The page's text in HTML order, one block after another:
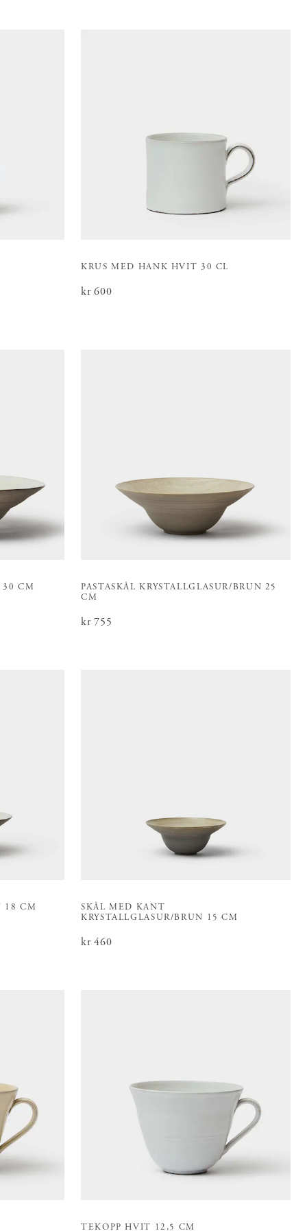
KRUS MED HANK HVIT 30 CL
Pris:kr 600
kr 600
30 CM
PASTASKÅL KRYSTALLGLASUR/BRUN 25
CM
Pris:kr 755
kr 755
18 CM
SKÅL MED KANT
KRYSTALLGLASUR/BRUN 15 CM
Pris:kr 460
kr 460
TEKOPP HVIT 12,5 CM